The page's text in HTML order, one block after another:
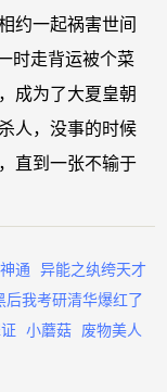
约一起祸害世间
时走背运被个菜
成为了大夏皇朝
人，没事的时候
直到一张不输于
通
异能之纨绔天才
后我考研清华爆红了
小蘑菇
废物美人